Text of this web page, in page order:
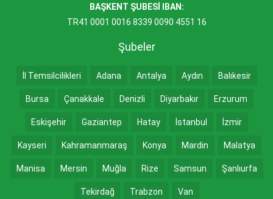
BAŞKENT ŞUBESİ IBAN:
TR41 0001 0016 8339 0090 4551 16
Şubeler
İl Temsilcilikleri Adana Antalya Aydın Balıkesir
Bursa Çanakkale Denizli Diyarbakır Erzurum
Eskişehir Gaziantep Hatay İstanbul İzmir
Kayseri Kahramanmaraş Konya Mardin Malatya
Manisa Mersin Muğla Rize Samsun Şanlıurfa
Tekirdağ Trabzon Van